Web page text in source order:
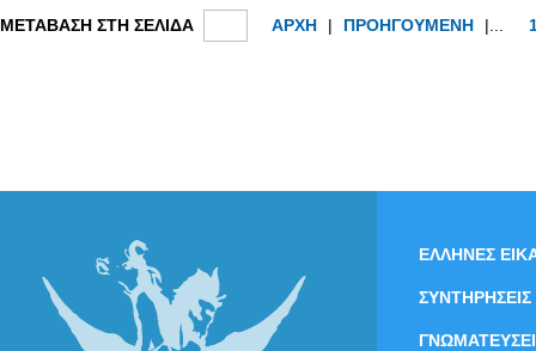
ΜΕΤΑΒΑΣΗ ΣΤΗ ΣΕΛΙΔΑ ΑΡΧΗ | ΠΡΟΗΓΟΥΜΕΝΗ |...
ΕΛΛΗΝΕΣ
ΣΥΝΤΗΡΗΣΕΙΣ